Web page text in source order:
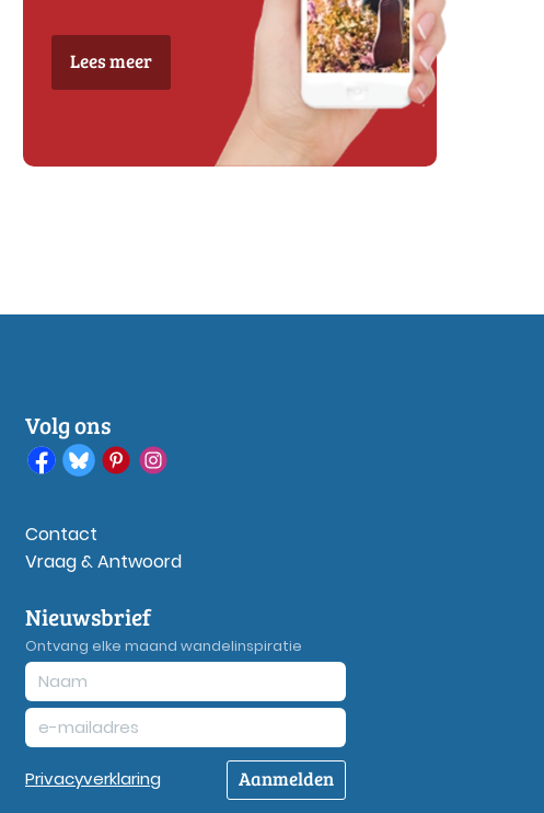
Lees meer
Volg ons
Contact
Vraag & Antwoord
Nieuwsbrief
Ontvang elke maand wandelinspiratie
Privacyverklaring Aanmelden